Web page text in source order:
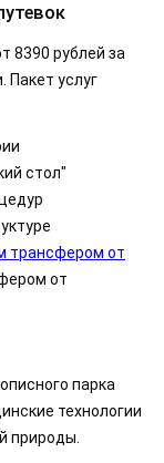
8390 рублей за
Пакет услуг
стол"
трансфером от
от
парка
технологии
природы.